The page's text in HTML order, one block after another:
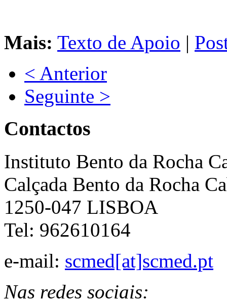
Mais: Texto de Apoio |
< Anterior
Seguinte >
Contactos
Instituto Bento da Rocha
Calçada Bento da Rocha
1250-047 LISBOA
Tel: 962610164
e-mail: scmed[at]scmed.pt
Nas redes sociais: